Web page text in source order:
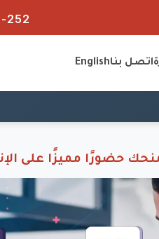
252
اتصل بناEnglish
حضورًا مميزًا على